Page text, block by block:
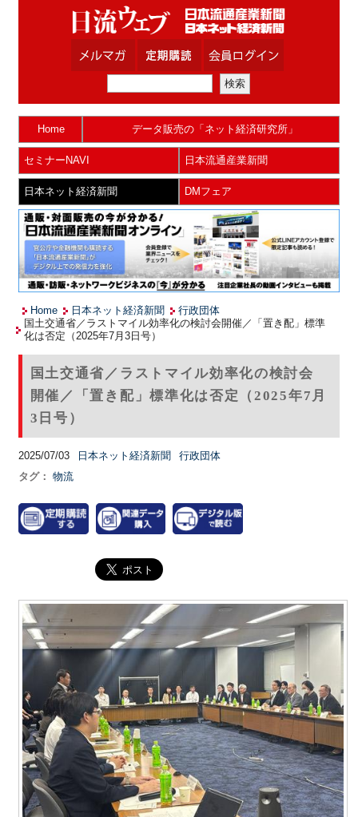
Home データ販売の「ネット経済研究所」
セミナーNAVI 日本流通産業新聞
日本ネット経済新聞 DMフェア
Home 日本ネット経済新聞
行政団体
国土交通省／ラストマイル効率化の検討会開催／「置き配」標準
化は否定（2025年7月3日号）
国土交通省／ラストマイル効率化の検討会
開催／「置き配」標準化は否定（2025年7月
3日号）
2025/07/03 日本ネット経済新聞
行政団体
タグ： 物流